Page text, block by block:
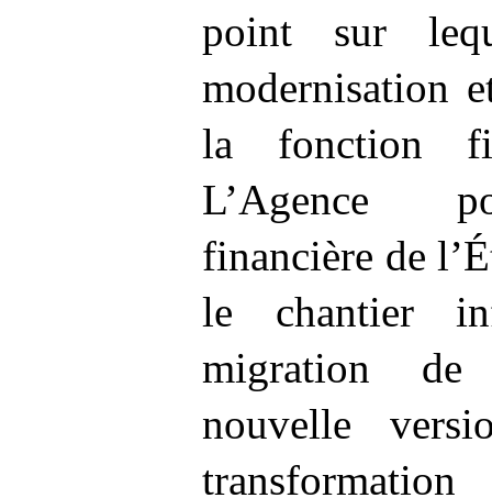
point sur
modernisation
la fonction
L’Agence
financière de
le chantier
migration
nouvelle